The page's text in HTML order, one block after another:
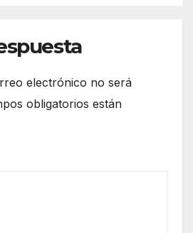
electrónico no será
obligatorios están